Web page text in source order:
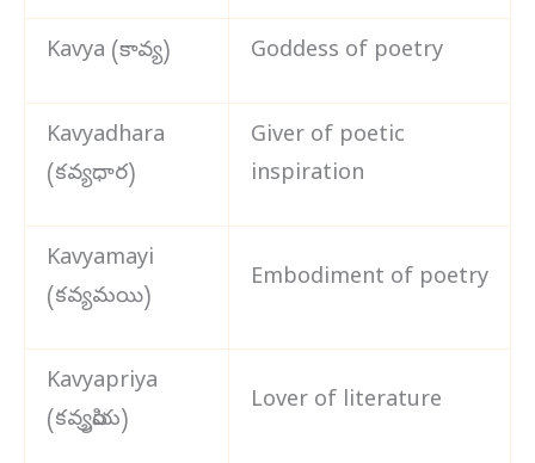
Kavya (కావ్య) Goddess of poetry
Kavyadhara
(కవ్యధార)
Giver of poetic
inspiration
Kavyamayi
(కవ్యమయి)
Embodiment of poetry
Kavyapriya
(కవ్యప్రియ)
Lover of literature